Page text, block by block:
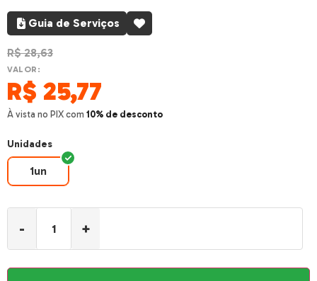
Guia de Serviços
R$28,63
VALOR:
R$ 25,77
À vista no PIX com 10% de desconto
Unidades
1un
- +